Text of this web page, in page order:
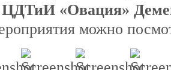
ЦДТиИ «Овация»
можно